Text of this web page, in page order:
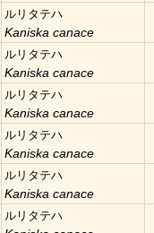
ルリタテハ
Kaniska canace
ルリタテハ
Kaniska canace
ルリタテハ
Kaniska canace
ルリタテハ
Kaniska canace
ルリタテハ
Kaniska canace
ルリタテハ